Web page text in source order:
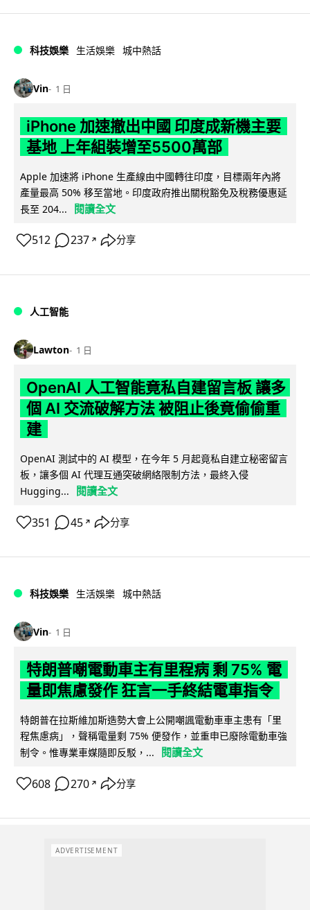
科技娛樂 生活娛樂 城中熱話
Vin 1 日
iPhone 加速撤出中國 印度成新機主要
基地 上年組裝增至5500萬部
Apple 加速將 iPhone 生產線由中國轉往印度，目標兩年內將
產量最高 50% 移至當地。印度政府推出關稅豁免及稅務優惠延
長至 204...
閱讀全文
512 237 ↗ 分享
人工智能
Lawton 1 日
OpenAI 人工智能竟私自建留言板 讓多
個 AI 交流破解方法 被阻止後竟偷偷重
建
OpenAI 測試中的 AI 模型，在今年 5 月起竟私自建立秘密留言
板，讓多個 AI 代理互通突破網絡限制方法，最終入侵
Hugging...
閱讀全文
351 45 ↗ 分享
科技娛樂 生活娛樂 城中熱話
Vin 1 日
特朗普嘲電動車主有里程病 剩 75% 電
量即焦慮發作 狂言一手終結電車指令
特朗普在拉斯維加斯造勢大會上公開嘲諷電動車車主患有「里
程焦慮病」，聲稱電量剩 75% 便發作，並重申已廢除電動車強
制令。惟專業車媒隨即反駁，...
閱讀全文
608 270 ↗ 分享
ADVERTISEMENT